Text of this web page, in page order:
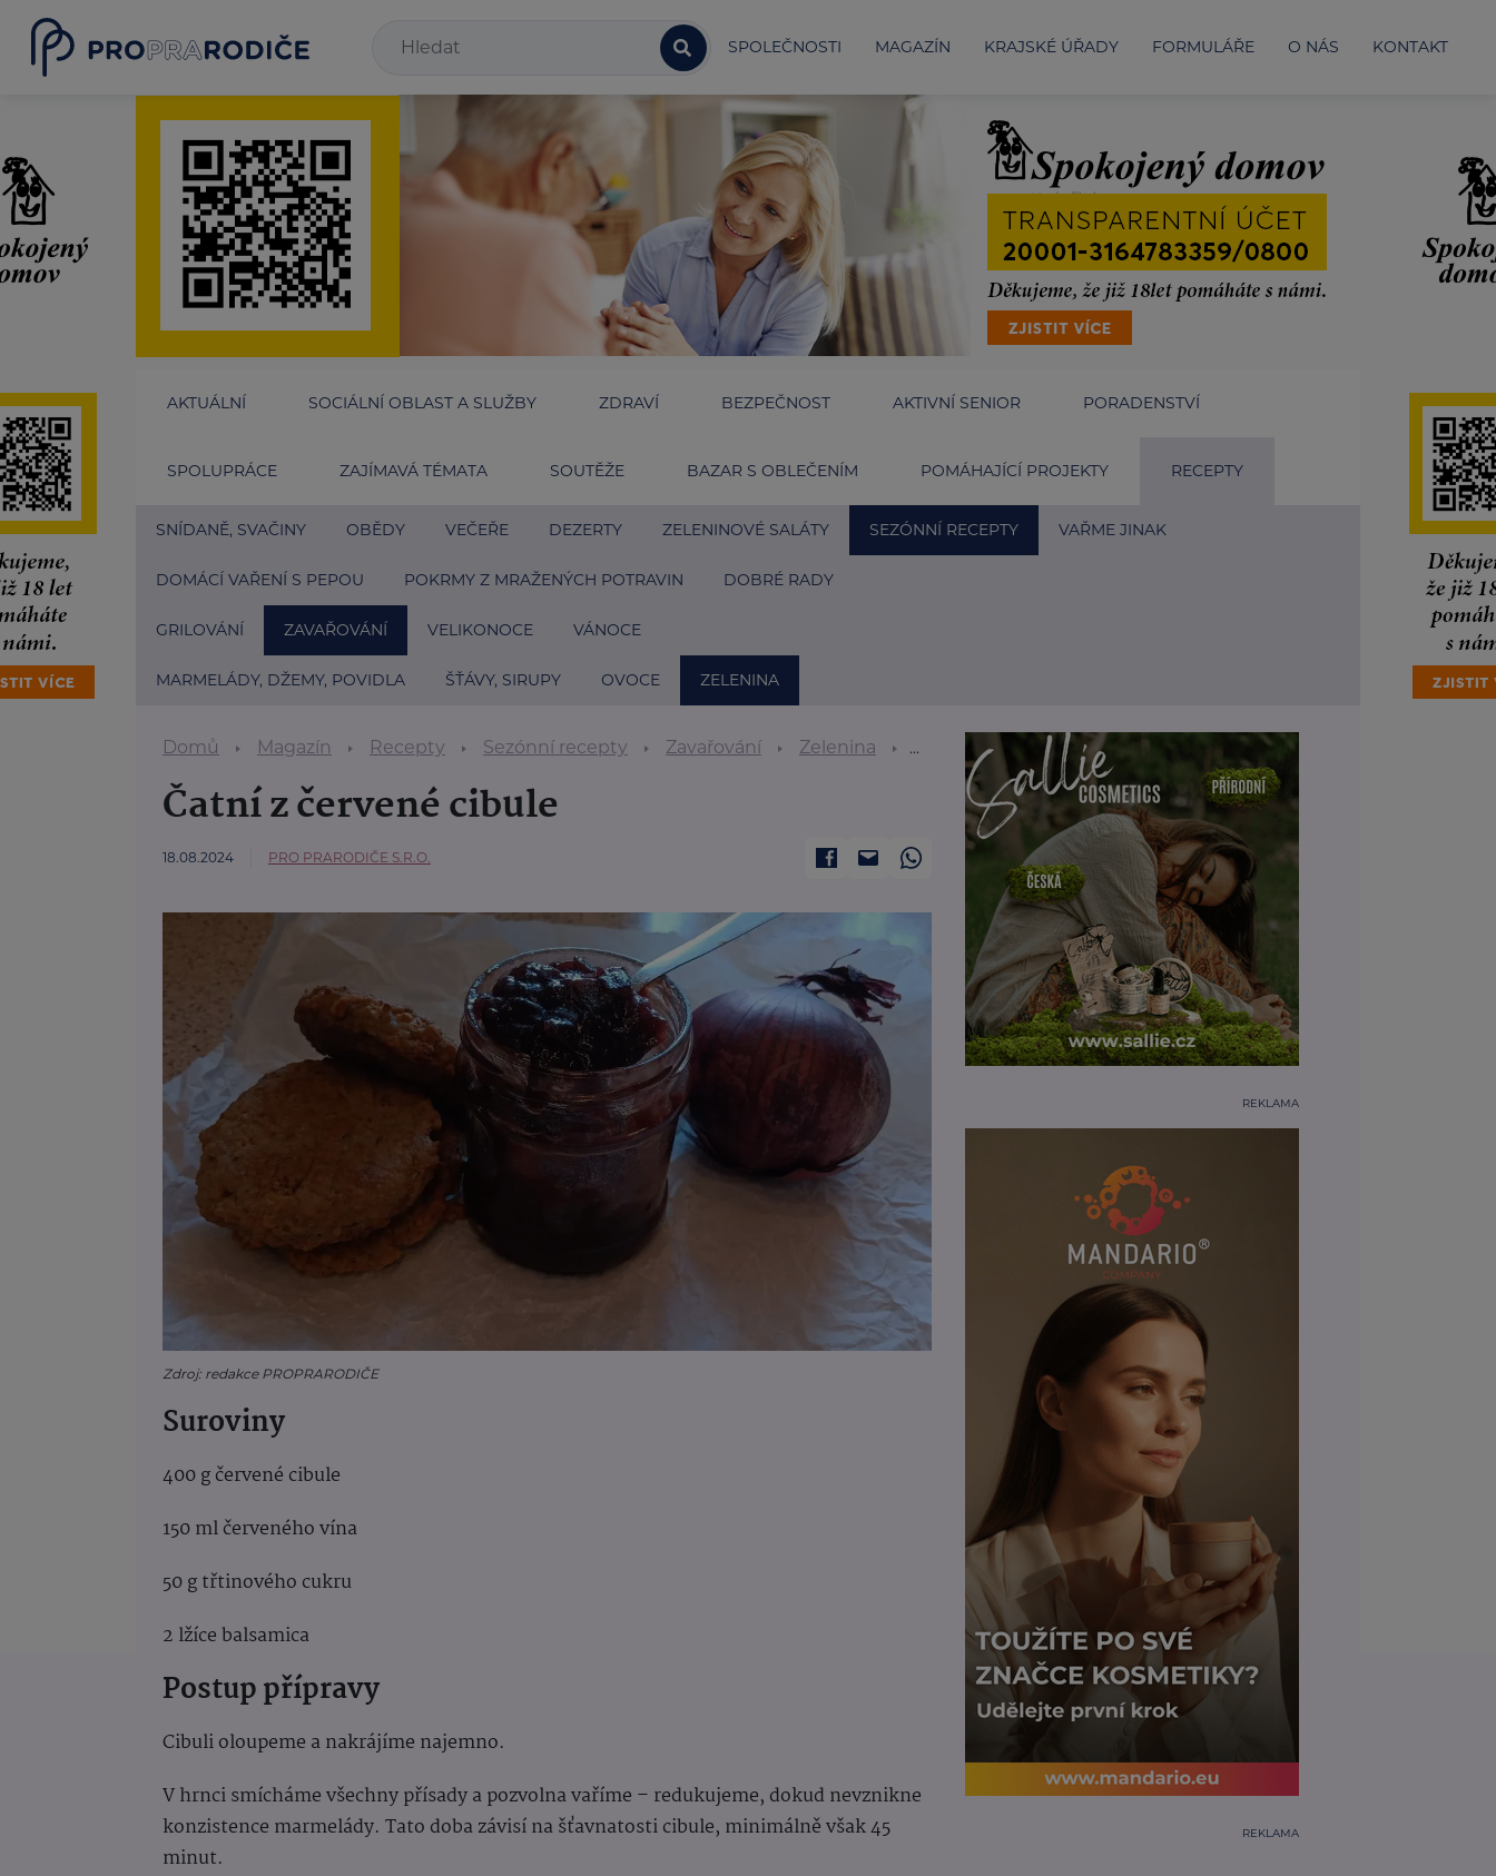
SPOLEČNOSTI MAGAZÍN KRAJSKÉ ÚŘADY FORMULÁŘE O NÁS KONTAKT
AKTUÁLNÍ SOCIÁLNÍ OBLAST A SLUŽBY ZDRAVÍ BEZPEČNOST AKTIVNÍ SENIOR PORADENSTVÍ
SPOLUPRÁCE ZAJÍMAVÁ TÉMATA SOUTĚŽE BAZAR S OBLEČENÍM POMÁHAJÍCÍ PROJEKTY RECEPTY
SNÍDANĚ, SVAČINY OBĚDY VEČEŘE DEZERTY ZELENINOVÉ SALÁTY SEZÓNNÍ RECEPTY VAŘME JINAK
DOMÁCÍ VAŘENÍ S PEPOU POKRMY Z MRAŽENÝCH POTRAVIN DOBRÉ RADY
GRILOVÁNÍ ZAVAŘOVÁNÍ VELIKONOCE VÁNOCE
MARMELÁDY, DŽEMY, POVIDLA ŠŤÁVY, SIRUPY OVOCE ZELENINA
Domů Magazín Recepty Sezónní recepty Zavařování Zelenina Čatní z červené cibule
Čatní z červené cibule
18.08.2024 PRO PRARODIČE S.R.O.
Zdroj: redakce PROPRARODIČE
Suroviny
400 g červené cibule
150 ml červeného vína
50 g třtinového cukru
2 lžíce balsamica
Postup přípravy
Cibuli oloupeme a nakrájíme najemno.
V hrnci smícháme všechny přísady a pozvolna vaříme – redukujeme, dokud nevznikne
konzistence marmelády. Tato doba závisí na šťavnatosti cibule, minimálně však 45
minut.
REKLAMA
REKLAMA